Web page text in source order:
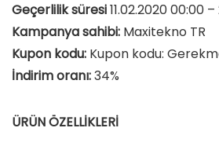
Geçerlilik süresi11.02.2020 00:00
Kampanya sahibi: Maxitekno TR
Kupon kodu: Kupon kodu:
İndirim oranı:34%
ÜRÜN ÖZELLİKLERİ